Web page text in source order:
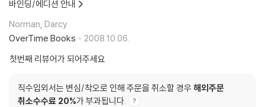
바인딩/에디션 안내
Norman, Darcy
OverTime Books
2008.10.06.
첫번째 리뷰어가 되어주세요
직수입외서는 변심/착오로 인해 주문을 취소할 경우 해외주문
취소수수료 20%가 부과됩니다.